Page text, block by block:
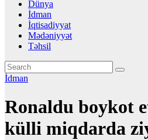
Dünya
İdman
İqtisadiyyat
Mədəniyyət
Təhsil
İdman
Ronaldu boykot
külli miqdarda